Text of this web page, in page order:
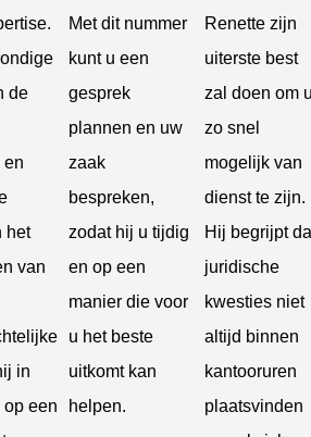
de
en
het
van
in
op een
Met dit nummer
kunt u een
gesprek
plannen en uw
zaak
bespreken,
zodat hij u tijdig
en op een
manier die voor
u het beste
uitkomt kan
helpen.
Renette zijn
uiterste best
zal doen om
zo snel
mogelijk van
dienst te zijn.
Hij begrijpt
juridische
kwesties niet
altijd binnen
kantooruren
plaatsvinden